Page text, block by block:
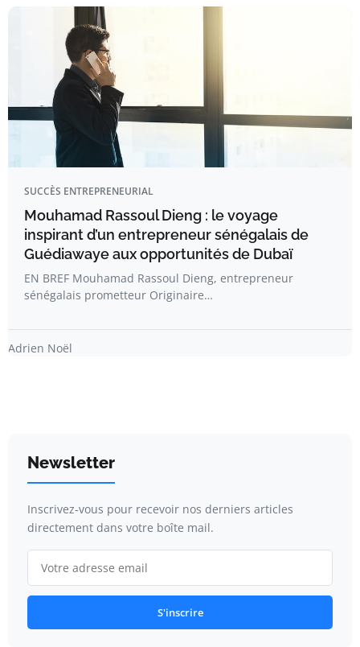
SUCCÈS ENTREPRENEURIAL
Mouhamad Rassoul Dieng : le voyage
inspirant d’un entrepreneur sénégalais de
Guédiawaye aux opportunités de Dubaï
EN BREF Mouhamad Rassoul Dieng, entrepreneur
sénégalais prometteur Originaire…
Adrien Noël
Newsletter
Inscrivez-vous pour recevoir nos derniers articles
directement dans votre boîte mail.
S'inscrire